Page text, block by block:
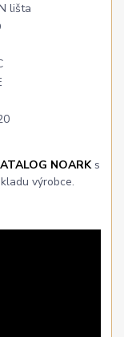
lišta
NOARKs
výrobce.